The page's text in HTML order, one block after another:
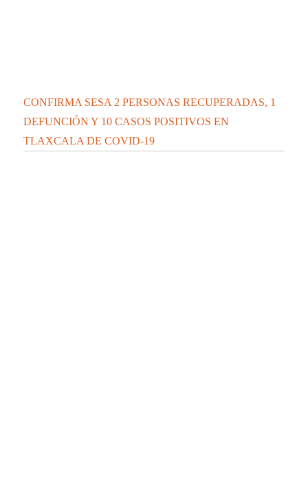
CONFIRMA SESA 2 PERSONAS RECUPERADAS, 1
DEFUNCIÓN Y 10 CASOS POSITIVOS EN
TLAXCALA DE COVID-19